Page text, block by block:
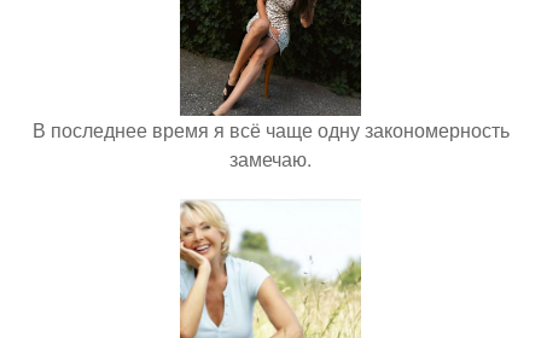
В последнее время я всё чаще одну закономерность
замечаю.